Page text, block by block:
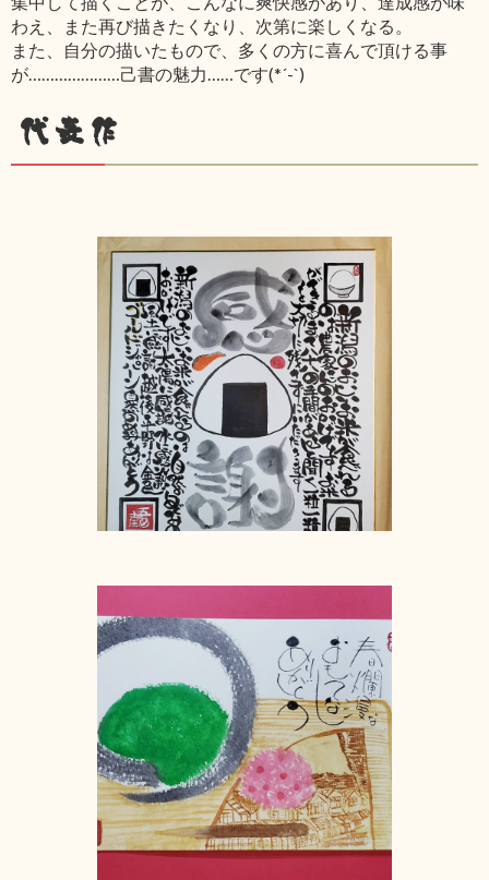
わえ、また再び描きたくなり、次第に楽しくなる。
また、自分の描いたもので、多くの方に喜んで頂ける事
が…………………己書の魅力……です(*´-`)
代表作